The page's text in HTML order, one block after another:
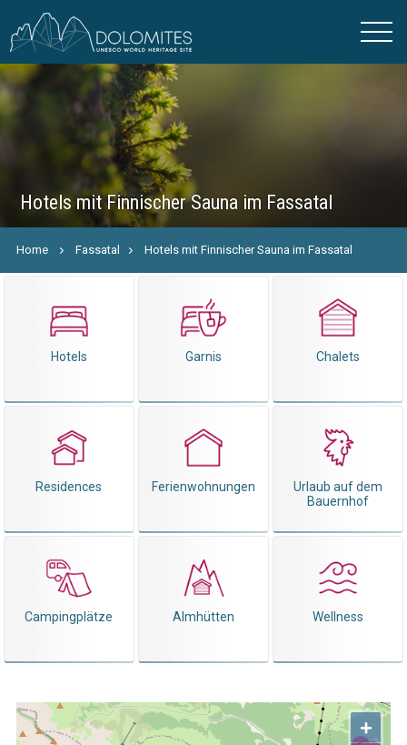
Hotels mit Finnischer Sauna im Fassatal
Home Fassatal Hotels mit Finnischer Sauna im Fassatal
Hotels Garnis Chalets
Residences Ferienwohnungen
Urlaub auf dem
Bauernhof
Campingplätze Almhütten Wellness
+